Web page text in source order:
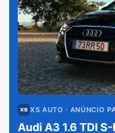
XS AUTO · ANÚNCIO
Audi A3 1.6 TDI